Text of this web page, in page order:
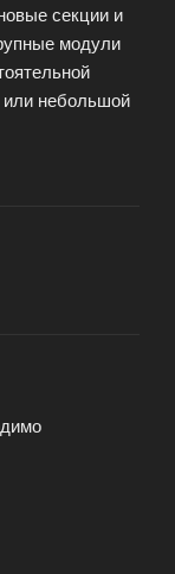
секции и
модули
небольшой